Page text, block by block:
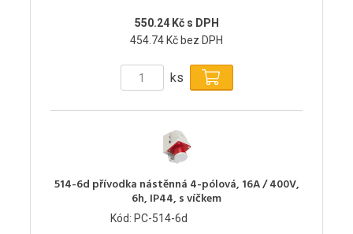
550.24 Kč s DPH
454.74 Kč bez DPH
ks
514-6d přívodka nástěnná 4-pólová, 16A / 400V,
6h, IP44, s víčkem
Kód: PC-514-6d